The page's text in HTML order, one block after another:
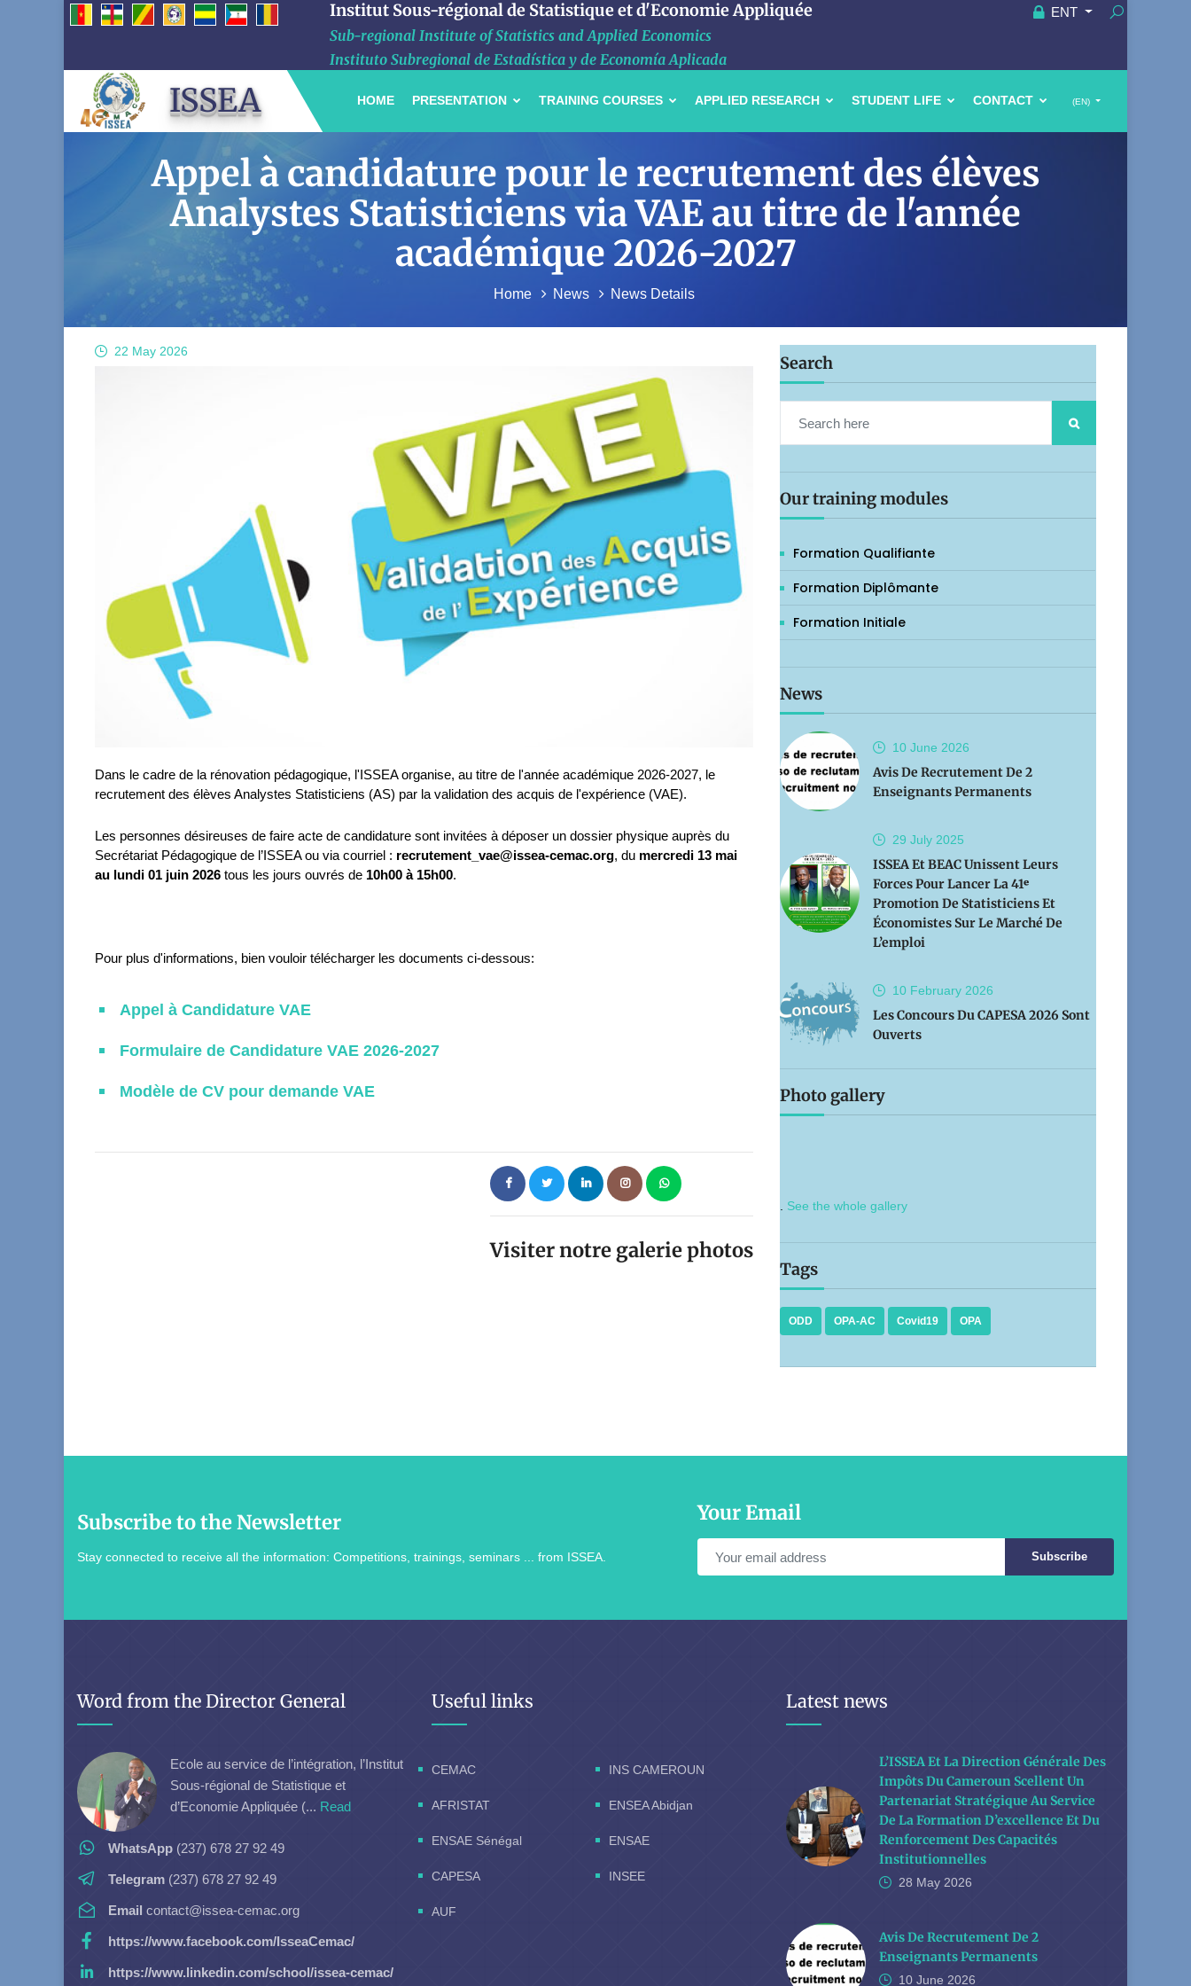
Institut Sous-régional de Statistique et d'Economie Appliquée
Sub-regional Institute of Statistics and Applied Economics
Instituto Subregional de Estadística y de Economía Aplicada
ENT
ISSEA (EN)
HOME PRESENTATION TRAINING COURSES APPLIED RESEARCH STUDENT LIFE CONTACT
Appel à candidature pour le recrutement des élèves
Analystes Statisticiens via VAE au titre de l'année
académique 2026-2027
Home News News Details
22 May 2026
Dans le cadre de la rénovation pédagogique, l'ISSEA organise, au titre de l'année académique 2026-2027, le
recrutement des élèves Analystes Statisticiens (AS) par la validation des acquis de l'expérience (VAE).
Les personnes désireuses de faire acte de candidature sont invitées à déposer un dossier physique auprès du
Secrétariat Pédagogique de l’ISSEA ou via courriel : recrutement_vae@issea-cemac.org, du mercredi 13 mai
au lundi 01 juin 2026 tous les jours ouvrés de 10h00 à 15h00.
Pour plus d'informations, bien vouloir télécharger les documents ci-dessous:
Appel à Candidature VAE
Formulaire de Candidature VAE 2026-2027
Modèle de CV pour demande VAE
Visiter notre galerie photos
Search
Our training modules
Formation Qualifiante
Formation Diplômante
Formation Initiale
News
10 June 2026
Avis De Recrutement De 2
Enseignants Permanents
29 July 2025
ISSEA Et BEAC Unissent Leurs
Forces Pour Lancer La 41ᵉ
Promotion De Statisticiens Et
Économistes Sur Le Marché De
L’emploi
10 February 2026
Les Concours Du CAPESA 2026 Sont
Ouverts
Photo gallery
See the whole gallery
Tags
ODD OPA-AC Covid19 OPA
Subscribe to the Newsletter
Stay connected to receive all the information: Competitions, trainings, seminars ... from ISSEA.
Your Email
Subscribe
Word from the Director General
Ecole au service de l’intégration, l’Institut
Sous-régional de Statistique et
d’Economie Appliquée (... Read
WhatsApp (237) 678 27 92 49
Telegram (237) 678 27 92 49
Email contact@issea-cemac.org
https://www.facebook.com/IsseaCemac/
https://www.linkedin.com/school/issea-cemac/
Useful links
CEMAC INS CAMEROUN
AFRISTAT ENSEA Abidjan
ENSAE Sénégal ENSAE
CAPESA INSEE
AUF
Latest news
L’ISSEA Et La Direction Générale Des
Impôts Du Cameroun Scellent Un
Partenariat Stratégique Au Service
De La Formation D’excellence Et Du
Renforcement Des Capacités
Institutionnelles
28 May 2026
Avis De Recrutement De 2
Enseignants Permanents
10 June 2026